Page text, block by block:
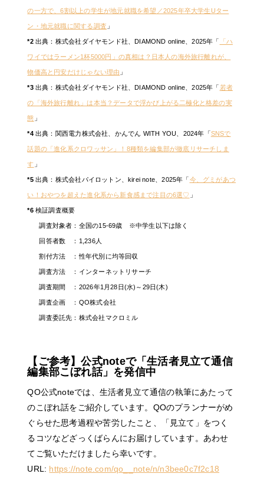
の一方で、6割以上の学生が地元就職を希望／2025年卒大学生Uター
ン・地元就職に関する調査」
*2出典：株式会社ダイヤモンド社、DIAMOND online、2025年「 「ハ
ワイではラーメン1杯5000円」の真相は？日本人の海外旅行離れが、
物価高と円安だけじゃない理由 」
*3出典：株式会社ダイヤモンド社、DIAMOND online、2025年「若者
の「海外旅行離れ」は本当？データで浮かび上がる二極化と格差の実
態 」
*4出典：関西電力株式会社、かんでん WITH YOU、2024年「SNSで
話題の「進化系クロワッサン」！8種類を編集部が徹底リサーチしま
す 」
*5出典：株式会社パイロットン、kirei note、2025年「今、グミがあつ
い！おやつを超えた進化系から新食感まで注目の6選♡ 」
*6検証調査概要
調査対象者：全国の15-69歳 ※中学生以下は除く
回答者数 ：1,236人
割付方法 ：性年代別に均等回収
調査方法 ：インターネットリサーチ
調査期間 ：2026年1月28日(水)～29日(木)
調査企画 ：QO株式会社
調査委託先：株式会社マクロミル
【ご参考】公式noteで「生活者見立て通信
編集部こぼれ話」を発信中
QO公式noteでは、生活者見立て通信の執筆にあたって
のこぼれ話をご紹介しています。QOのプランナーがめ
ぐらせた思考過程や苦労したこと、「見立て」をつく
るコツなどざっくばらんにお届けしています。あわせ
てご覧いただけましたら幸いです。
URL: https://note.com/qo__note/n/n3bee0c7f2c18